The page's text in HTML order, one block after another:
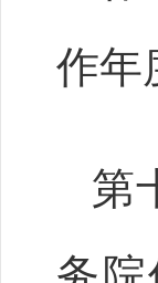
作年
第